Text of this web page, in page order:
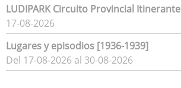
LUDIPARK Circuito Provincial Itinerante
17-08-2026
Lugares y episodios [1936-1939]
Del 17-08-2026 al 30-08-2026